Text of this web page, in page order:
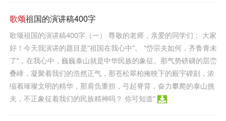
歌颂祖国的演讲稿400字
歌颂祖国的演讲稿400字（一） 尊敬的老师，亲爱的同学们： 大家
好！今天我演讲的题目是“祖国在我心中”。 “岱宗夫如何，齐鲁青未
了”，在我心中，巍巍泰山就是中华民族的象征。那气势磅礴的层峦
叠嶂，凝聚着我们的浩然正气，那苍松翠柏掩映下的殿宇碑刻，浓
缩着璀璨文明的精华，那肩负重担，弓起脊背，奋力攀爬的泰山挑
夫，不正象征着我们的民族精神吗？ 你可知道“